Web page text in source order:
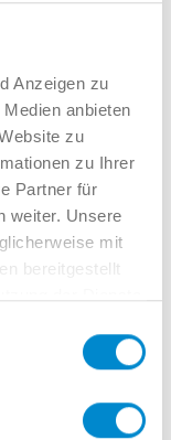
Anzeigen zu
anbieten
zu
zu Ihrer
Partner für
weiter. Unsere
mit
bereitgestellt
dieses
Sie gern